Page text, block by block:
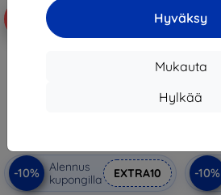
Hyväksy
Mukauta
Hylkää
-10%
Alennus
kupongilla
EXTRA10
-10%
-10%